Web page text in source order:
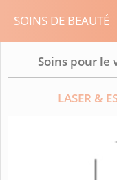
SOINS DE BEAUTÉ
Soins pour le
LASER &